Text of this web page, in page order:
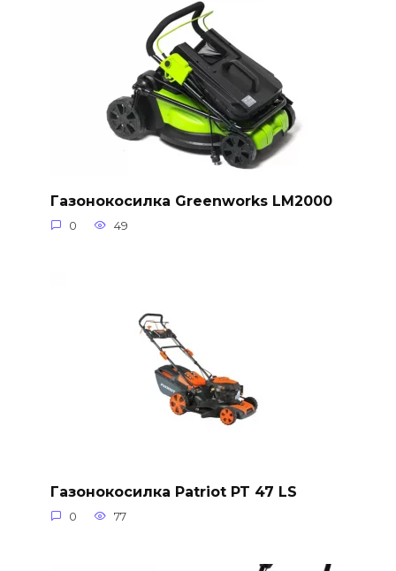
Газонокосилка Greenworks LM2000
0 49
Газонокосилка Patriot PT 47 LS
0 77